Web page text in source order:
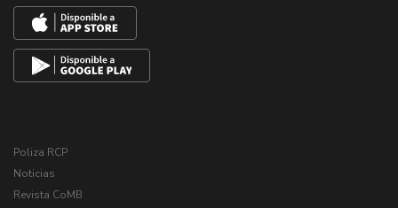
Poliza RCP
Noticias
Revista CoMB